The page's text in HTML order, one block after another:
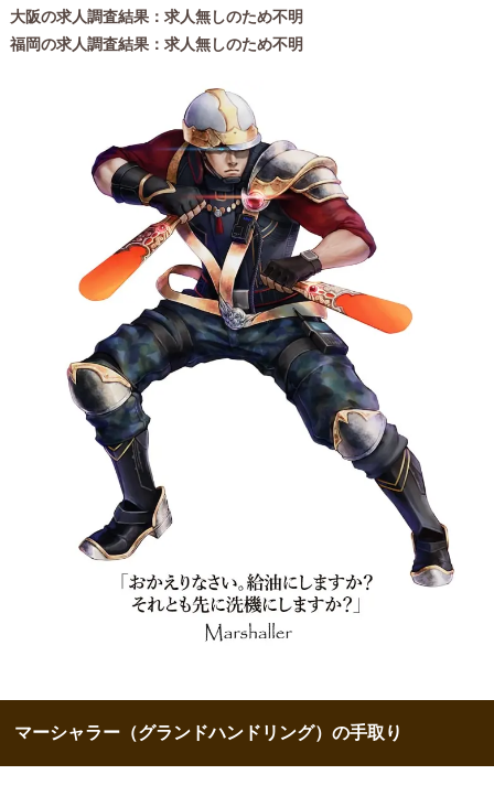
大阪の求人調査結果：求人無しのため不明
福岡の求人調査結果：求人無しのため不明
マーシャラー（グランドハンドリング）の手取り